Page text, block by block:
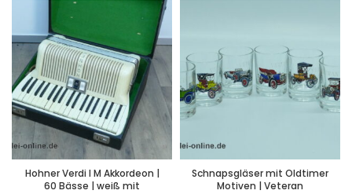
Hohner Verdi I M Akkordeon |
60 Bässe | weiß mit
Schnapsgläser mit Oldtimer
Motiven | Veteran